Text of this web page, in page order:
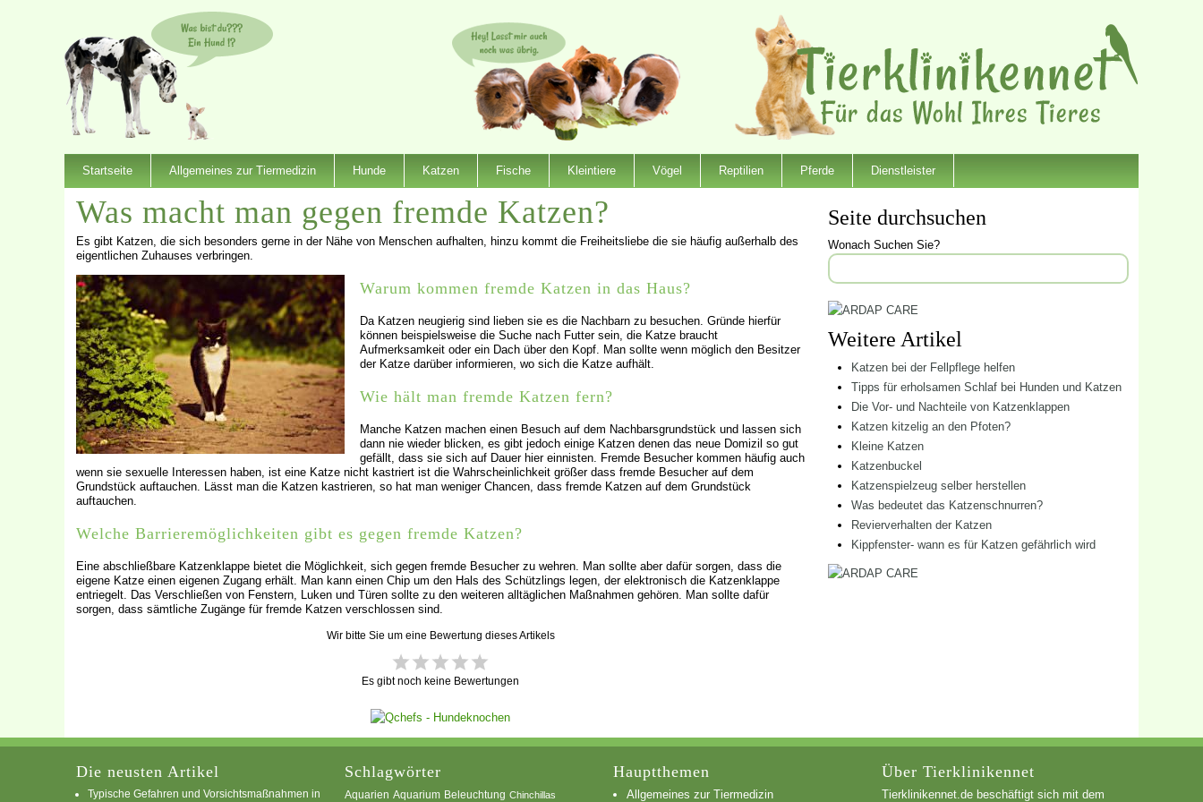
Startseite Allgemeines zur Tiermedizin Hunde Katzen Fische Kleintiere Vögel Reptilien Pferde Dienstleister
Was macht man gegen fremde Katzen?
Es gibt Katzen, die sich besonders gerne in der Nähe von Menschen aufhalten, hinzu kommt die Freiheitsliebe die sie häufig außerhalb des
eigentlichen Zuhauses verbringen.
Warum kommen fremde Katzen in das Haus?
Da Katzen neugierig sind lieben sie es die Nachbarn zu besuchen. Gründe hierfür
können beispielsweise die Suche nach Futter sein, die Katze braucht
Aufmerksamkeit oder ein Dach über den Kopf. Man sollte wenn möglich den Besitzer
der Katze darüber informieren, wo sich die Katze aufhält.
Wie hält man fremde Katzen fern?
Manche Katzen machen einen Besuch auf dem Nachbarsgrundstück und lassen sich
dann nie wieder blicken, es gibt jedoch einige Katzen denen das neue Domizil so gut
gefällt, dass sie sich auf Dauer hier einnisten. Fremde Besucher kommen häufig auch
wenn sie sexuelle Interessen haben, ist eine Katze nicht kastriert ist die Wahrscheinlichkeit größer dass fremde Besucher auf dem
Grundstück auftauchen. Lässt man die Katzen kastrieren, so hat man weniger Chancen, dass fremde Katzen auf dem Grundstück
auftauchen.
Welche Barrieremöglichkeiten gibt es gegen fremde Katzen?
Eine abschließbare Katzenklappe bietet die Möglichkeit, sich gegen fremde Besucher zu wehren. Man sollte aber dafür sorgen, dass die
eigene Katze einen eigenen Zugang erhält. Man kann einen Chip um den Hals des Schützlings legen, der elektronisch die Katzenklappe
entriegelt. Das Verschließen von Fenstern, Luken und Türen sollte zu den weiteren alltäglichen Maßnahmen gehören. Man sollte dafür
sorgen, dass sämtliche Zugänge für fremde Katzen verschlossen sind.
Wir bitte Sie um eine Bewertung dieses Artikels
Es gibt noch keine Bewertungen
Seite durchsuchen
Wonach Suchen Sie?
Weitere Artikel
Katzen bei der Fellpflege helfen
Tipps für erholsamen Schlaf bei Hunden und Katzen
Die Vor- und Nachteile von Katzenklappen
Katzen kitzelig an den Pfoten?
Kleine Katzen
Katzenbuckel
Katzenspielzeug selber herstellen
Was bedeutet das Katzenschnurren?
Revierverhalten der Katzen
Kippfenster- wann es für Katzen gefährlich wird
Die neusten Artikel
Typische Gefahren und Vorsichtsmaßnahmen in
Schlagwörter
Aquarien Aquarium Beleuchtung Chinchillas
Hauptthemen
Allgemeines zur Tiermedizin
Über Tierklinikennet
Tierklinikennet.de beschäftigt sich mit dem